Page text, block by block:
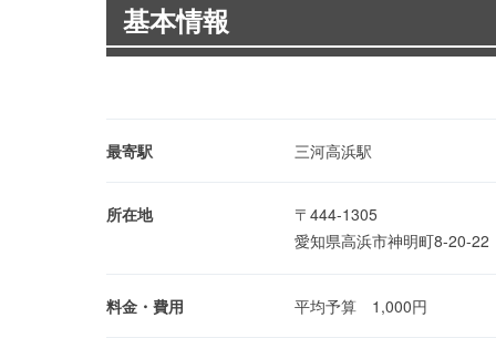
基本情報
最寄駅 三河高浜駅
所在地
〒444-1305
愛知県高浜市神明町8-20-22
料金・費用 平均予算 1,000円